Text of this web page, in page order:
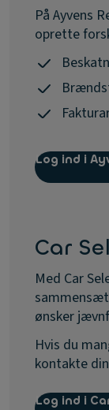
På Ayvens
oprette
Log ind i
Car
Med Car
ønsker
Hvis du
kontakte
Log ind i